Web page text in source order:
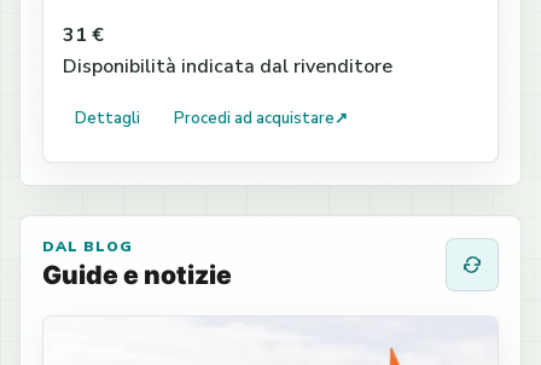
31 €
Disponibilità indicata dal rivenditore
Dettagli Procedi ad acquistare↗
DAL BLOG
Guide e notizie